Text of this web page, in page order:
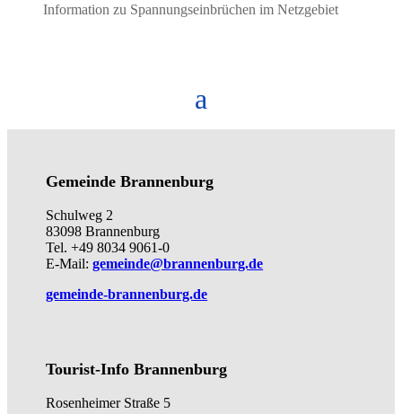
Information zu Spannungseinbrüchen im Netzgebiet
Gemeinde Brannenburg
Schulweg 2
83098 Brannenburg
Tel. +49 8034 9061-0
E-Mail:gemeinde@brannenburg.de
gemeinde-brannenburg.de
Tourist-Info Brannenburg
Rosenheimer Straße 5